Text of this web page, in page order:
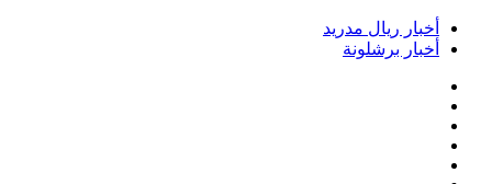
أخبار ريال مدريد
أخبار برشلونة